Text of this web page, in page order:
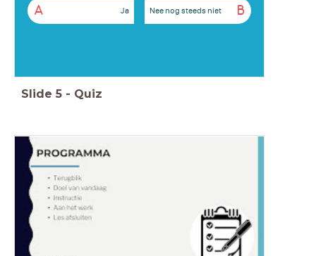
A Ja B
Nee nog steeds niet
Slide 5 - Quiz